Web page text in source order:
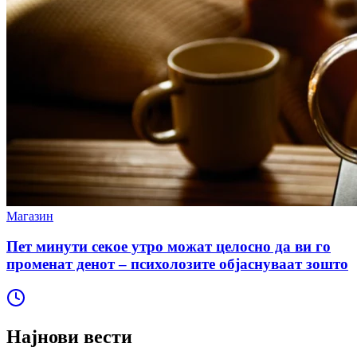
Магазин
Пет минути секое утро можат целосно да ви го
променат денот – психолозите објаснуваат зошто
Најнови вести